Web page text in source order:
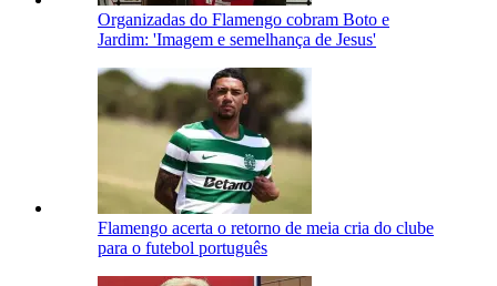
Organizadas do Flamengo cobram Boto e
Jardim: 'Imagem e semelhança de Jesus'
Flamengo acerta o retorno de meia cria do clube
para o futebol português